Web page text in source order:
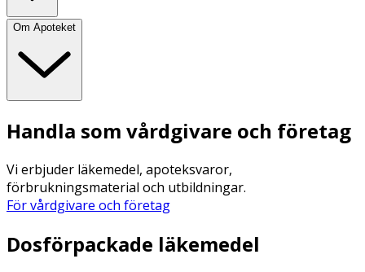
Om Apoteket
Handla som vårdgivare och företag
Vi erbjuder läkemedel, apoteksvaror,
förbrukningsmaterial och utbildningar.
För vårdgivare och företag
Dosförpackade läkemedel